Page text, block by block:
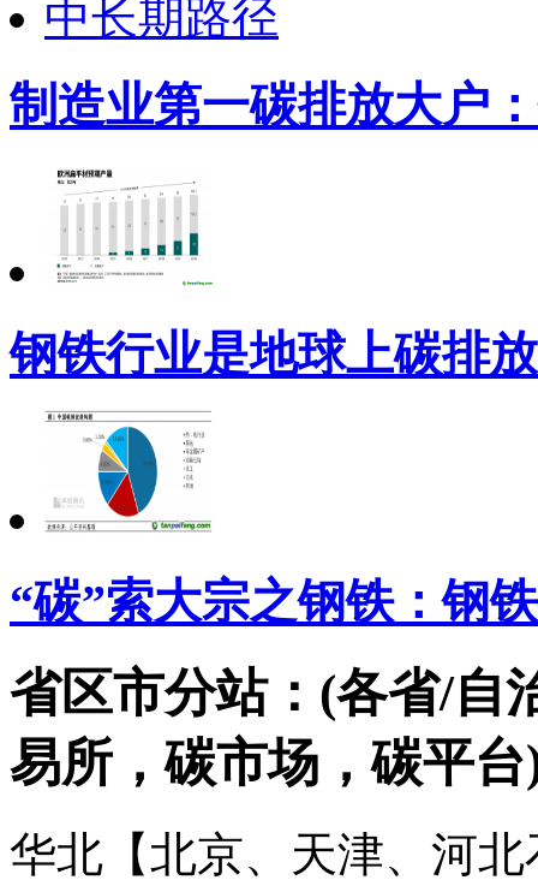
制造业第一碳排放大户
钢铁行业是地球上碳排
“碳”索大宗之钢铁：钢
省区市分站：(各省/自
易所，碳市场，碳平台
华北【北京、天津、河